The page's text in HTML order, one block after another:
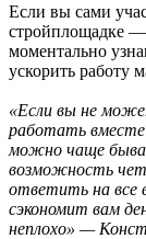
Если вы сами
стройплощадке —
моментально
ускорить работу
«Если вы не
работать
можно чаще
возможность
ответить на все
сэкономит вам
неплохо» —